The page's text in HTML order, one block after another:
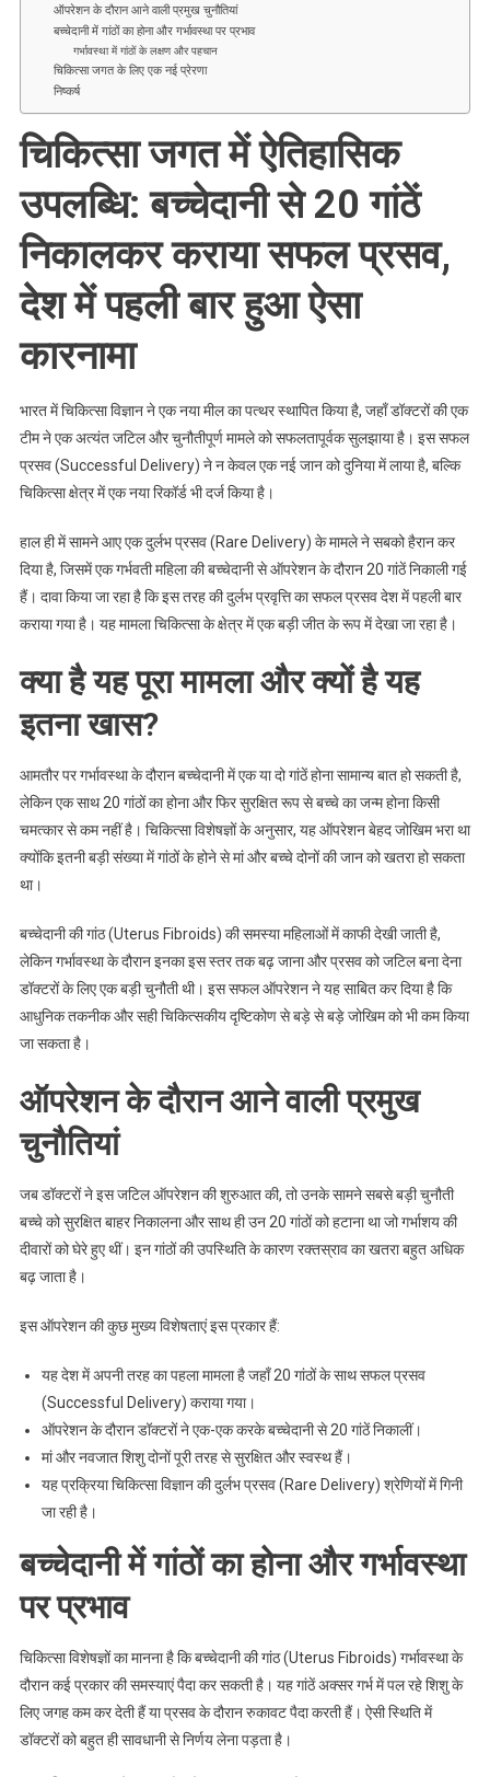
प्रसव,
बार
हुआ
ऐसा
ऑपरेशन के दौरान आने वाली प्रमुख चुनौतियां
बच्चेदानी में गांठों का होना और गर्भावस्था पर प्रभाव
गर्भावस्था में गांठों के लक्षण और पहचान
चिकित्सा जगत के लिए एक नई प्रेरणा
निष्कर्ष
चिकित्सा जगत में ऐतिहासिक
उपलब्धि: बच्चेदानी से 20 गांठें
निकालकर कराया सफल प्रसव,
देश में पहली बार हुआ ऐसा
कारनामा
भारत में चिकित्सा विज्ञान ने एक नया मील का पत्थर स्थापित किया है, जहाँ डॉक्टरों की एक
टीम ने एक अत्यंत जटिल और चुनौतीपूर्ण मामले को सफलतापूर्वक सुलझाया है। इस सफल
प्रसव (Successful Delivery) ने न केवल एक नई जान को दुनिया में लाया है, बल्कि
चिकित्सा क्षेत्र में एक नया रिकॉर्ड भी दर्ज किया है।
हाल ही में सामने आए एक दुर्लभ प्रसव (Rare Delivery) के मामले ने सबको हैरान कर
दिया है, जिसमें एक गर्भवती महिला की बच्चेदानी से ऑपरेशन के दौरान 20 गांठें निकाली गई
हैं। दावा किया जा रहा है कि इस तरह की दुर्लभ प्रवृत्ति का सफल प्रसव देश में पहली बार
कराया गया है। यह मामला चिकित्सा के क्षेत्र में एक बड़ी जीत के रूप में देखा जा रहा है।
क्या है यह पूरा मामला और क्यों है यह
इतना खास?
आमतौर पर गर्भावस्था के दौरान बच्चेदानी में एक या दो गांठें होना सामान्य बात हो सकती है,
लेकिन एक साथ 20 गांठों का होना और फिर सुरक्षित रूप से बच्चे का जन्म होना किसी
चमत्कार से कम नहीं है। चिकित्सा विशेषज्ञों के अनुसार, यह ऑपरेशन बेहद जोखिम भरा था
क्योंकि इतनी बड़ी संख्या में गांठों के होने से मां और बच्चे दोनों की जान को खतरा हो सकता
था।
बच्चेदानी की गांठ (Uterus Fibroids) की समस्या महिलाओं में काफी देखी जाती है,
लेकिन गर्भावस्था के दौरान इनका इस स्तर तक बढ़ जाना और प्रसव को जटिल बना देना
डॉक्टरों के लिए एक बड़ी चुनौती थी। इस सफल ऑपरेशन ने यह साबित कर दिया है कि
आधुनिक तकनीक और सही चिकित्सकीय दृष्टिकोण से बड़े से बड़े जोखिम को भी कम किया
जा सकता है।
ऑपरेशन के दौरान आने वाली प्रमुख
चुनौतियां
जब डॉक्टरों ने इस जटिल ऑपरेशन की शुरुआत की, तो उनके सामने सबसे बड़ी चुनौती
बच्चे को सुरक्षित बाहर निकालना और साथ ही उन 20 गांठों को हटाना था जो गर्भाशय की
दीवारों को घेरे हुए थीं। इन गांठों की उपस्थिति के कारण रक्तस्राव का खतरा बहुत अधिक
बढ़ जाता है।
इस ऑपरेशन की कुछ मुख्य विशेषताएं इस प्रकार हैं:
यह देश में अपनी तरह का पहला मामला है जहाँ 20 गांठों के साथ सफल प्रसव
(Successful Delivery) कराया गया।
ऑपरेशन के दौरान डॉक्टरों ने एक-एक करके बच्चेदानी से 20 गांठें निकालीं।
मां और नवजात शिशु दोनों पूरी तरह से सुरक्षित और स्वस्थ हैं।
यह प्रक्रिया चिकित्सा विज्ञान की दुर्लभ प्रसव (Rare Delivery) श्रेणियों में गिनी
जा रही है।
बच्चेदानी में गांठों का होना और गर्भावस्था
पर प्रभाव
चिकित्सा विशेषज्ञों का मानना है कि बच्चेदानी की गांठ (Uterus Fibroids) गर्भावस्था के
दौरान कई प्रकार की समस्याएं पैदा कर सकती है। यह गांठें अक्सर गर्भ में पल रहे शिशु के
लिए जगह कम कर देती हैं या प्रसव के दौरान रुकावट पैदा करती हैं। ऐसी स्थिति में
डॉक्टरों को बहुत ही सावधानी से निर्णय लेना पड़ता है।